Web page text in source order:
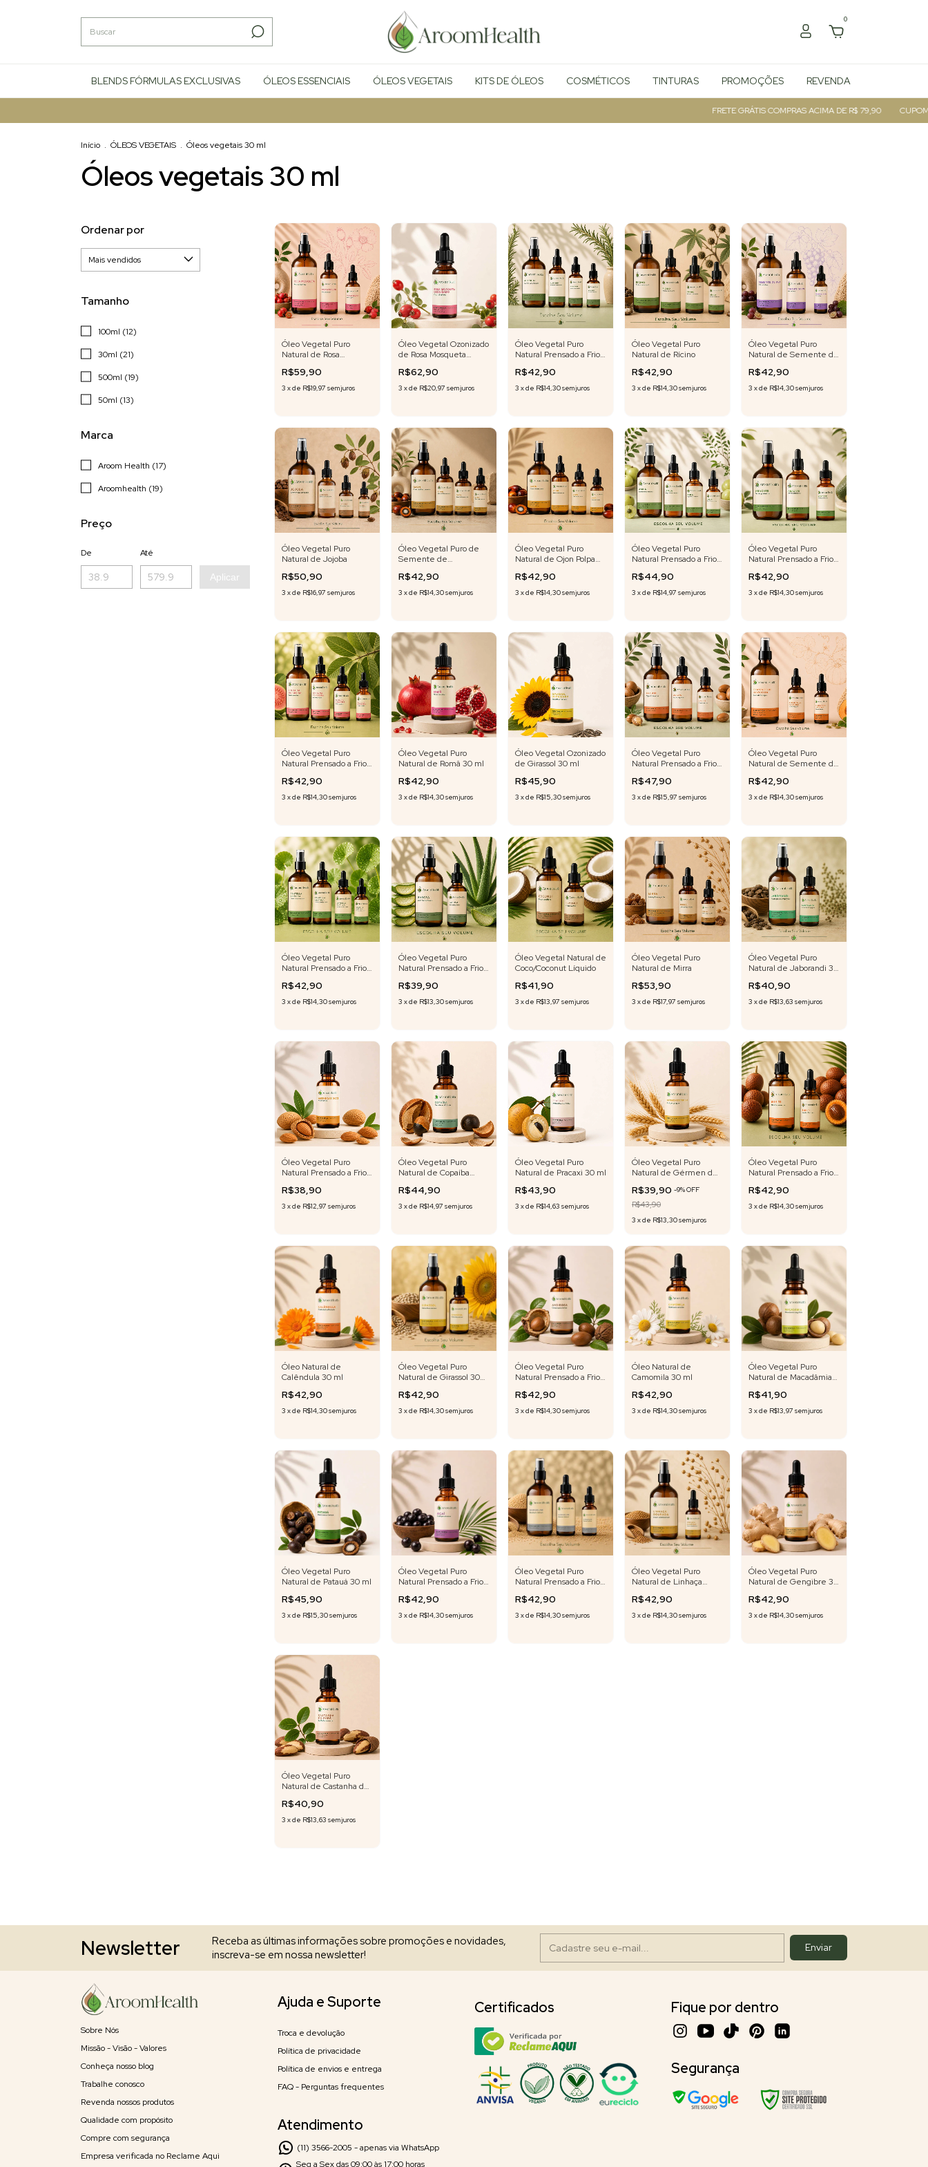
0
BLENDS FÓRMULAS EXCLUSIVAS ÓLEOS ESSENCIAIS ÓLEOS VEGETAIS KITS DE ÓLEOS COSMÉTICOS TINTURAS PROMOÇÕES REVENDA
FRETE GRÁTIS COMPRAS ACIMA DE R$ 79,90 CUPOM BEMVINDO
Início . ÓLEOS VEGETAIS . Óleos vegetais 30 ml
Óleos vegetais 30 ml
Ordenar por
Tamanho
100ml (12)
30ml (21)
500ml (19)
50ml (13)
Marca
Aroom Health (17)
Aroomhealth (19)
Preço
De Até
Aplicar
Óleo Vegetal Puro
Natural de Rosa
R$59,90
3 xde R$19,97 sem juros
Óleo Vegetal Ozonizado
de Rosa Mosqueta
R$62,90
3 xde R$20,97 sem juros
Óleo Vegetal Puro
Natural Prensado a Frio
R$42,90
3 xde R$14,30sem juros
Óleo Vegetal Puro
Natural de Rícino
R$42,90
3 xde R$14,30sem juros
Óleo Vegetal Puro
Natural de Semente de
R$42,90
3 xde R$14,30sem juros
Óleo Vegetal Puro
Natural de Jojoba
R$50,90
3 xde R$16,97 sem juros
Óleo Vegetal Puro de
Semente de
ml | 100 ml | 500 ml (
selecione o volume )
R$42,90
3 xde R$14,30sem juros
Óleo Vegetal Puro
Natural de Ojon Polpa
100 ml | 500 ml (
selecione o volume )
R$42,90
3 xde R$14,30sem juros
Óleo Vegetal Puro
Natural Prensado a Frio
R$44,90
3 xde R$14,97 sem juros
Óleo Vegetal Puro
Natural Prensado a Frio
R$42,90
3 xde R$14,30sem juros
Óleo Vegetal Puro
Natural Prensado a Frio
R$42,90
3 xde R$14,30sem juros
Óleo Vegetal Puro
Natural de Româ 30 ml
R$42,90
3 xde R$14,30sem juros
Óleo Vegetal Ozonizado
de Girassol 30 ml
R$45,90
3 xde R$15,30sem juros
Óleo Vegetal Puro
Natural Prensado a Frio
R$47,90
3 xde R$15,97 sem juros
Óleo Vegetal Puro
Natural de Semente de
500Ml ( selecione o
volume)
R$42,90
3 xde R$14,30sem juros
Óleo Vegetal Puro
Natural Prensado a Frio
R$42,90
3 xde R$14,30sem juros
Óleo Vegetal Puro
Natural Prensado a Frio
R$39,90
3 xde R$13,30sem juros
Óleo Vegetal Natural de
Coco/Coconut Líquido
R$41,90
3 xde R$13,97 sem juros
Óleo Vegetal Puro
Natural de Mirra
R$53,90
3 xde R$17,97 sem juros
Óleo Vegetal Puro
Natural de Jaborandi 30
o volume )
R$40,90
3 xde R$13,63 sem juros
Óleo Vegetal Puro
Natural Prensado a Frio
ml
R$38,90
3 xde R$12,97 sem juros
Óleo Vegetal Puro
Natural de Copaíba
R$44,90
3 xde R$14,97 sem juros
Óleo Vegetal Puro
Natural de Pracaxi 30 ml
R$43,90
3 xde R$14,63 sem juros
Óleo Vegetal Puro
Natural de Gérmen de
R$39,90 -9%OFF
R$43,90
3 xde R$13,30sem juros
Óleo Vegetal Puro
Natural Prensado a Frio
R$42,90
3 xde R$14,30sem juros
Óleo Natural de
Calêndula 30 ml
R$42,90
3 xde R$14,30sem juros
Óleo Vegetal Puro
Natural de Girassol 30
o volume )
R$42,90
3 xde R$14,30sem juros
Óleo Vegetal Puro
Natural Prensado a Frio
R$42,90
3 xde R$14,30sem juros
Óleo Natural de
Camomila 30 ml
R$42,90
3 xde R$14,30sem juros
Óleo Vegetal Puro
Natural de Macadâmia
R$41,90
3 xde R$13,97 sem juros
Óleo Vegetal Puro
Natural de Patauá 30 ml
R$45,90
3 xde R$15,30sem juros
Óleo Vegetal Puro
Natural Prensado a Frio
R$42,90
3 xde R$14,30sem juros
Óleo Vegetal Puro
Natural Prensado a Frio
R$42,90
3 xde R$14,30sem juros
Óleo Vegetal Puro
Natural de Linhaça
( selecione o volume )
R$42,90
3 xde R$14,30sem juros
Óleo Vegetal Puro
Natural de Gengibre 30
R$42,90
3 xde R$14,30sem juros
Óleo Vegetal Puro
Natural de Castanha do
R$40,90
3 xde R$13,63 sem juros
Newsletter
Receba as últimas informações sobre promoções e novidades,
inscreva-se em nossa newsletter!
Sobre Nós
Missão - Visão - Valores
Conheça nosso blog
Trabalhe conosco
Revenda nossos produtos
Qualidade com propósito
Compre com segurança
Empresa verificada no Reclame Aqui
Ajuda e Suporte
Troca e devolução
Política de privacidade
Política de envios e entrega
FAQ - Perguntas frequentes
Atendimento
(11) 3566-2005 - apenas via WhatsApp
Seg a Sex das 09:00 às 17:00 horas
Certificados Fique por dentro
Segurança